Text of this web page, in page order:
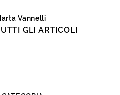
Vannelli
GLI ARTICOLI